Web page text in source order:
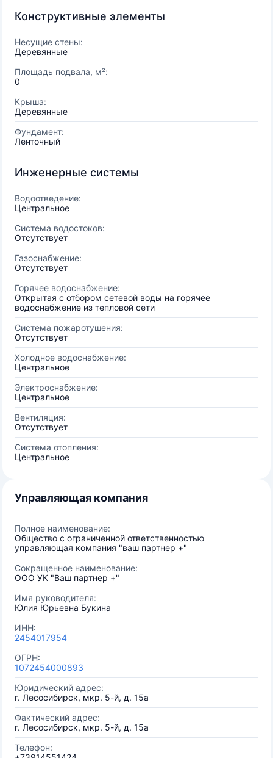
Конструктивные элементы
Несущие стены:
Деревянные
Площадь подвала, м²:
0
Крыша:
Деревянные
Фундамент:
Ленточный
Инженерные системы
Водоотведение:
Центральное
Система водостоков:
Отсутствует
Газоснабжение:
Отсутствует
Горячее водоснабжение:
Открытая с отбором сетевой воды на горячее
водоснабжение из тепловой сети
Система пожаротушения:
Отсутствует
Холодное водоснабжение:
Центральное
Электроснабжение:
Центральное
Вентиляция:
Отсутствует
Система отопления:
Центральное
Управляющая компания
Полное наименование:
Общество с ограниченной ответственностью
управляющая компания "ваш партнер +"
Сокращенное наименование:
ООО УК "Ваш партнер +"
Имя руководителя:
Юлия Юрьевна Букина
ИНН:
2454017954
ОГРН:
1072454000893
Юридический адрес:
г. Лесосибирск, мкр. 5-й, д. 15а
Фактический адрес:
г. Лесосибирск, мкр. 5-й, д. 15а
Телефон: